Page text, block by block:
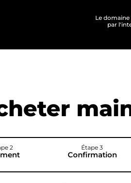
Le domaine
par
2 Étape 3
Confirmation